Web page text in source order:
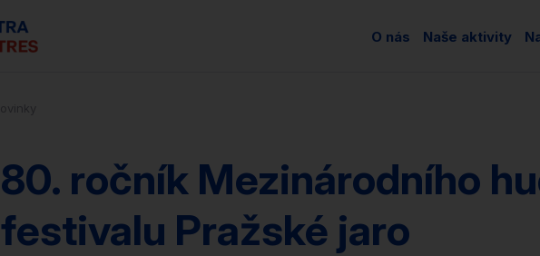
O nás Naše aktivity
80. ročník Mezinárodního
festivalu Pražské jaro